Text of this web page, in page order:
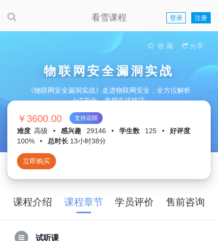
看雪课程 登录 注册
收 藏 分享
物联网安全漏洞实战
《物联网安全漏洞实战》走进物联网安全，全方位解析
IoT安全，亲授实战技巧
￥3600.00 支持花呗
难度 高级 • 感兴趣 29146 • 学生数 125 •
好评度
100%
• 总时长 13小时38分
立即购买
课程介绍 课程章节 学员评价 售前咨询
试听课